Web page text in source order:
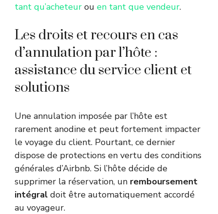
tant qu’acheteur ou en tant que vendeur.
Les droits et recours en cas
d’annulation par l’hôte :
assistance du service client et
solutions
Une annulation imposée par l’hôte est
rarement anodine et peut fortement impacter
le voyage du client. Pourtant, ce dernier
dispose de protections en vertu des conditions
générales d’Airbnb. Si l’hôte décide de
supprimer la réservation, un remboursement
intégral doit être automatiquement accordé
au voyageur.